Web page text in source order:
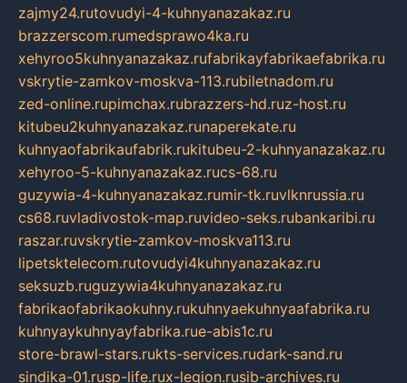
zajmy24.rutovudyi-4-kuhnyanazakaz.ru
brazzerscom.rumedsprawo4ka.ru
xehyroo5kuhnyanazakaz.rufabrikayfabrikaefabrika.ru
vskrytie-zamkov-moskva-113.rubiletnadom.ru
zed-online.rupimchax.rubrazzers-hd.ruz-host.ru
kitubeu2kuhnyanazakaz.runaperekate.ru
kuhnyaofabrikaufabrik.rukitubeu-2-kuhnyanazakaz.ru
xehyroo-5-kuhnyanazakaz.rucs-68.ru
guzywia-4-kuhnyanazakaz.rumir-tk.ruvlknrussia.ru
cs68.ruvladivostok-map.ruvideo-seks.rubankaribi.ru
raszar.ruvskrytie-zamkov-moskva113.ru
lipetsktelecom.rutovudyi4kuhnyanazakaz.ru
seksuzb.ruguzywia4kuhnyanazakaz.ru
fabrikaofabrikaokuhny.rukuhnyaekuhnyaafabrika.ru
kuhnyaykuhnyayfabrika.rue-abis1c.ru
store-brawl-stars.rukts-services.rudark-sand.ru
sindika-01.rusp-life.rux-legion.rusib-archives.ru